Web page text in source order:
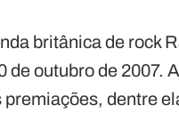
britânica de rock
de outubro de 2007.
dentre